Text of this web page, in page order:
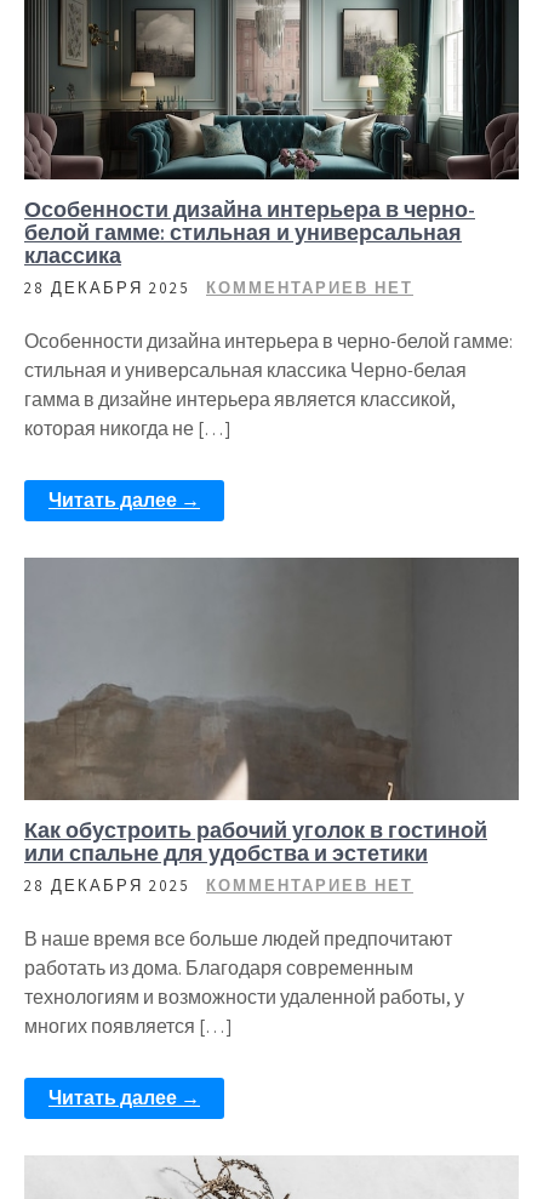
Особенности дизайна интерьера в черно-
белой гамме: стильная и универсальная
классика
28 ДЕКАБРЯ 2025 КОММЕНТАРИЕВ НЕТ
Особенности дизайна интерьера в черно-белой гамме:
стильная и универсальная классика Черно-белая
гамма в дизайне интерьера является классикой,
которая никогда не […]
Читать далее →
Как обустроить рабочий уголок в гостиной
или спальне для удобства и эстетики
28 ДЕКАБРЯ 2025 КОММЕНТАРИЕВ НЕТ
В наше время все больше людей предпочитают
работать из дома. Благодаря современным
технологиям и возможности удаленной работы, у
многих появляется […]
Читать далее →